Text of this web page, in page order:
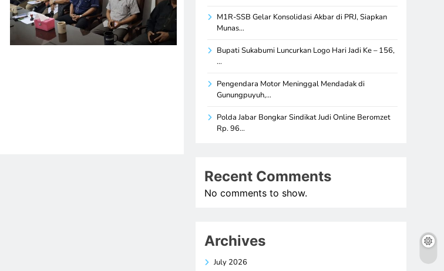
M1R-SSB Gelar Konsolidasi Akbar di PRJ, Siapkan
Munas…
Bupati Sukabumi Luncurkan Logo Hari Jadi Ke – 156,
…
Pengendara Motor Meninggal Mendadak di
Gunungpuyuh,…
Polda Jabar Bongkar Sindikat Judi Online Beromzet
Rp. 96…
Recent Comments
No comments to show.
Archives
July 2026